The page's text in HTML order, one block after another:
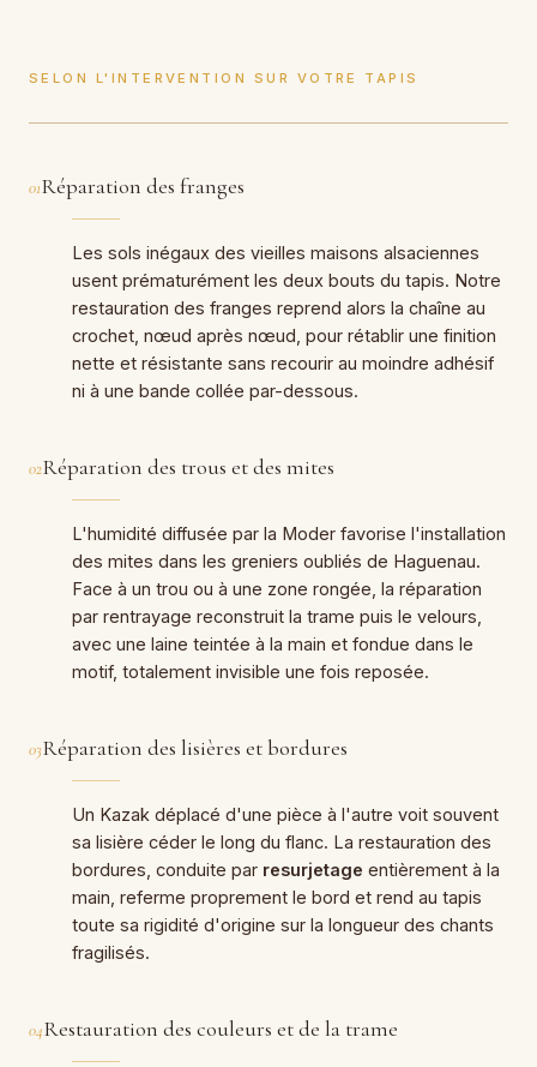
SELON L'INTERVENTION SUR VOTRE TAPIS
01Réparation des franges
Les sols inégaux des vieilles maisons alsaciennes
usent prématurément les deux bouts du tapis. Notre
restauration des franges reprend alors la chaîne au
crochet, nœud après nœud, pour rétablir une finition
nette et résistante sans recourir au moindre adhésif
ni à une bande collée par-dessous.
02Réparation des trous et des mites
L'humidité diffusée par la Moder favorise l'installation
des mites dans les greniers oubliés de Haguenau.
Face à un trou ou à une zone rongée, la réparation
par rentrayage reconstruit la trame puis le velours,
avec une laine teintée à la main et fondue dans le
motif, totalement invisible une fois reposée.
03Réparation des lisières et bordures
Un Kazak déplacé d'une pièce à l'autre voit souvent
sa lisière céder le long du flanc. La restauration des
bordures, conduite par resurjetage entièrement à la
main, referme proprement le bord et rend au tapis
toute sa rigidité d'origine sur la longueur des chants
fragilisés.
04Restauration des couleurs et de la trame